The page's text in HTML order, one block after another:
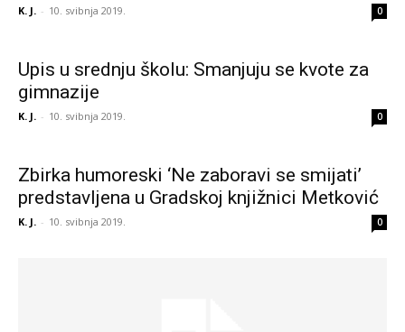
K. J. - 10. svibnja 2019. 0
Upis u srednju školu: Smanjuju se kvote za
gimnazije
K. J. - 10. svibnja 2019. 0
Zbirka humoreski ‘Ne zaboravi se smijati’
predstavljena u Gradskoj knjižnici Metković
K. J. - 10. svibnja 2019. 0